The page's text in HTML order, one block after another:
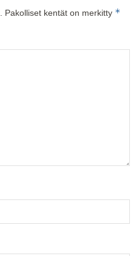
Pakolliset kentät on merkitty *